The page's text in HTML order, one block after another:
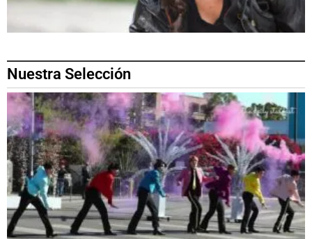
Nuestra Selección